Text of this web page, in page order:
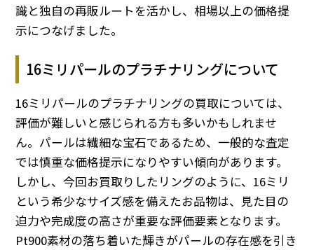
識と独自の再販ルートを活かし、相場以上の価格提
示につなげました。
16ミリパールのプラチナリングについて
16ミリパールのプラチナリングの買取については、
評価が難しいと感じられる方も多いかもしれませ
ん。パールは繊細な宝石であるため、一般的な査定
では慎重な価格提示になりやすい傾向があります。
しかし、今回お買取りしたリングのように、16ミリ
という希少なサイズ感を備えたお品物は、見た目の
迫力や完成度の高さが重要な評価要素となります。
Pt900素材の落ち着いた輝きがパールの存在感を引き